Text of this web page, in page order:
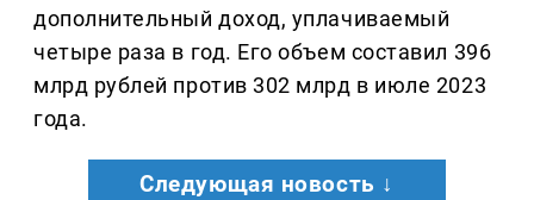
дополнительный доход, уплачиваемый
четыре раза в год. Его объем составил 396
млрд рублей против 302 млрд в июле 2023
года.
Следующая новость ↓